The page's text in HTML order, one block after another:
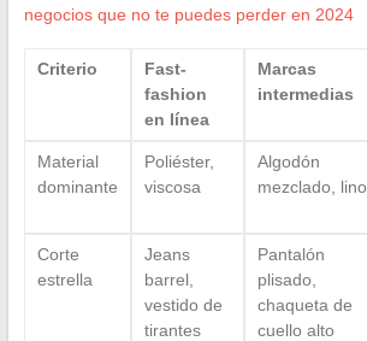
negocios que no te puedes perder en 2024
Criterio
Fast-
fashion
en línea
Marcas
intermedias
Material
dominante
Poliéster,
viscosa
Algodón
mezclado, lino
Corte
estrella
Jeans
barrel,
vestido de
tirantes
Pantalón
plisado,
chaqueta de
cuello alto